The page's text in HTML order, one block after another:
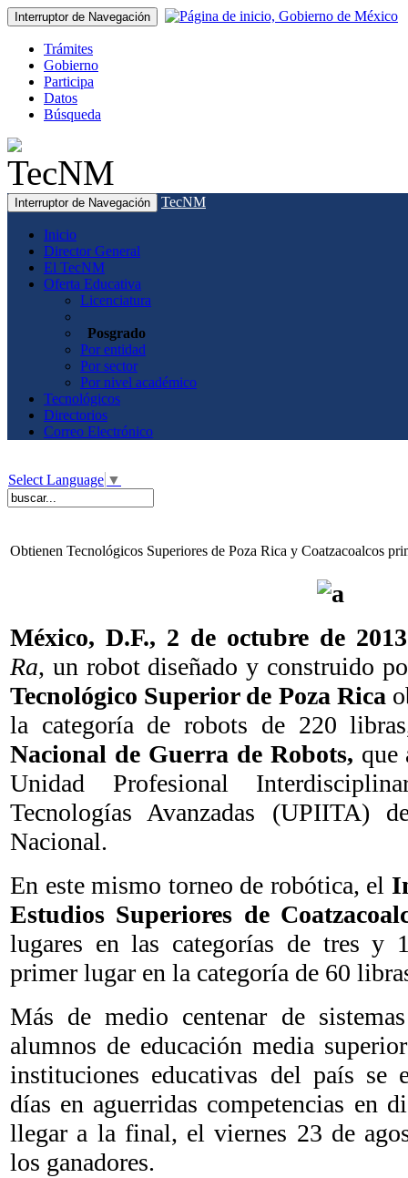
Interruptor de Navegación
Trámites
Gobierno
Participa
Datos
Búsqueda
Interruptor de Navegación TecNM
Inicio
Director General
El TecNM
Oferta Educativa
Licenciatura
Posgrado
Por entidad
Por sector
Por nivel académico
Tecnológicos
Directorios
Correo Electrónico
Select Language ▼
Obtienen Tecnológicos Superiores de Poza Rica y Coatzacoalcos
México, D.F., 2 de octubre de
Ra, un robot diseñado y construido
Tecnológico Superior de Poza Rica
la categoría de robots de 220
Nacional de Guerra de Robots, que
Unidad Profesional
Tecnologías Avanzadas (UPIITA)
Nacional.
En este mismo torneo de robótica, el
Estudios Superiores de
lugares en las categorías de tres y
primer lugar en la categoría de 60
Más de medio centenar de
alumnos de educación media
instituciones educativas del país se
días en aguerridas competencias en
llegar a la final, el viernes 23 de
los ganadores.